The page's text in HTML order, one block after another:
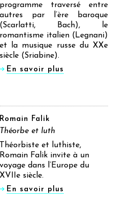
programme traversé entre
autres par l’ère baroque
(Scarlatti, Bach), le
romantisme italien (Legnani)
et la musique russe du XXe
siècle (Sriabine).
En savoir plus
Romain Falik
Théorbe et luth
Théorbiste et luthiste,
Romain Falik invite à un
voyage dans l’Europe du
XVIIe siècle.
En savoir plus